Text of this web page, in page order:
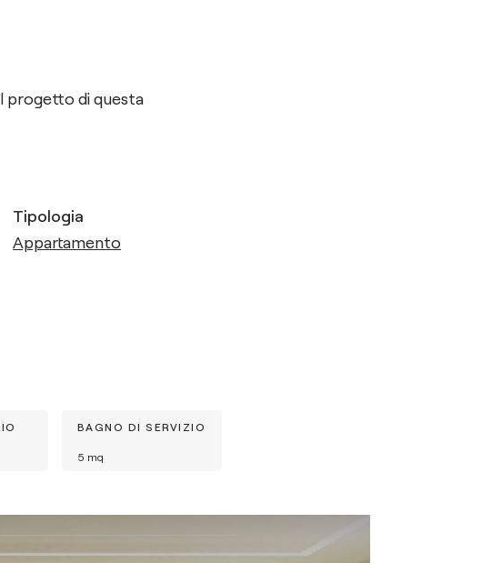
progetto di questa
Tipologia
Appartamento
BAGNO DI SERVIZIO
5 mq